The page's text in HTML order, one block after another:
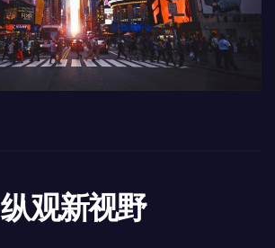
纵观新视野